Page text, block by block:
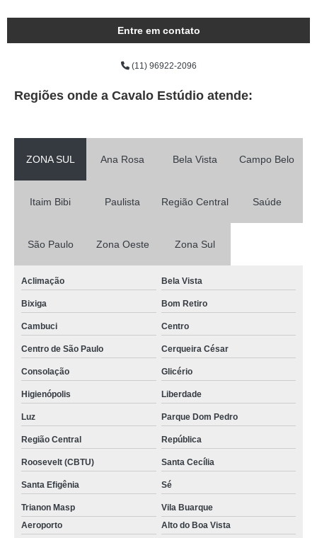
Entre em contato
(11) 96922-2096
Regiões onde a Cavalo Estúdio atende:
ZONA SUL Ana Rosa Bela Vista Campo Belo
Itaim Bibi Paulista Região Central Saúde
São Paulo Zona Oeste Zona Sul
Aclimação Bela Vista
Bixiga Bom Retiro
Cambuci Centro
Centro de São Paulo Cerqueira César
Consolação Glicério
Higienópolis Liberdade
Luz Parque Dom Pedro
Região Central República
Roosevelt (CBTU) Santa Cecília
Santa Efigênia Sé
Trianon Masp
Vila Buarque
Aeroporto
Alto do Boa Vista